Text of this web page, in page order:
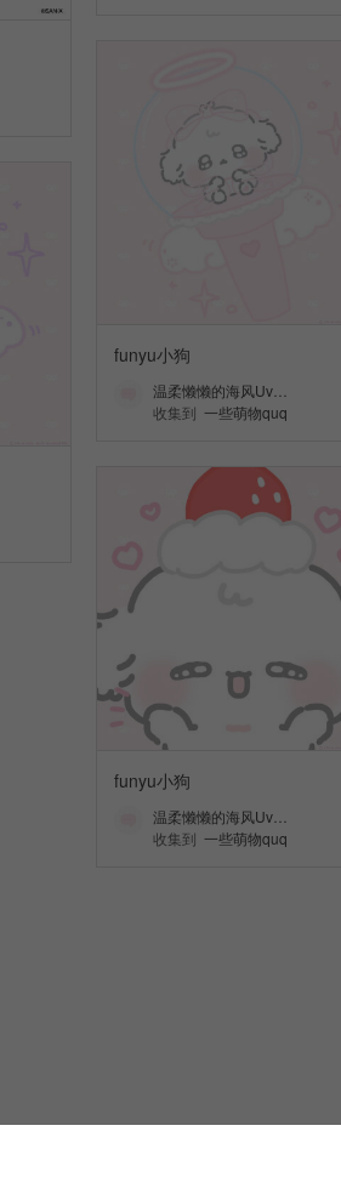
funyu小狗
温柔懒懒的海风Uv…
收集到 一些萌物quq
funyu小狗
温柔懒懒的海风Uv…
收集到 一些萌物quq